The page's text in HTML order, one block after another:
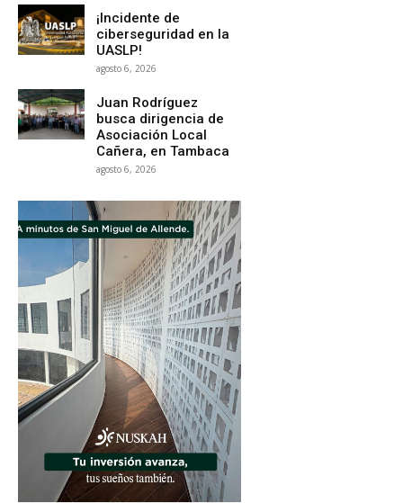
¡Incidente de
ciberseguridad en la
UASLP!
agosto 6, 2026
Juan Rodríguez
busca dirigencia de
Asociación Local
Cañera, en Tambaca
agosto 6, 2026